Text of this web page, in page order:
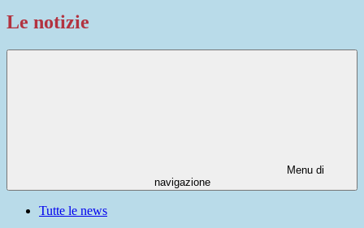
Le notizie
Menu di
navigazione
Tutte le news